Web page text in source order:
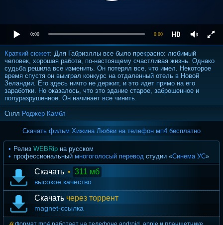
0:00 0:00
Краткий сюжет: Для Габриэллы все было прекрасно: любимый
человек, хорошая работа, по-настоящему счастливая жизнь. Однако
судьба решила все изменить. Он потерял все, что имел. Некоторое
время спустя он выиграл конкурс на отдаленный отель в Новой
Зеландии. Его здесь ничто не держит, и это идет прямо на его
заработки. Но оказалось, что это здание старое, заброшенное и
полуразрушенное. Он начинает все чинить.
Снял Роджер Камбл
Скачать фильм Хижина Любви на телефон мп4 бесплатно
Релиз WEBRip на русском
профессиональный многоголосый перевод студии «Синема УС»
Скачать • 311 мб
высокое качество
Скачать через торрент
magnet-ссылка